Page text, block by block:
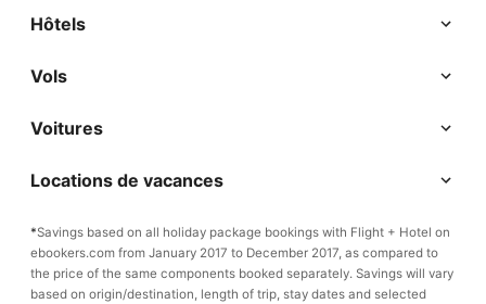
Hôtels
Vols
Voitures
Locations de vacances
*Savings based on all holiday package bookings with Flight + Hotel on
ebookers.com from January 2017 to December 2017, as compared to
the price of the same components booked separately. Savings will vary
based on origin/destination, length of trip, stay dates and selected